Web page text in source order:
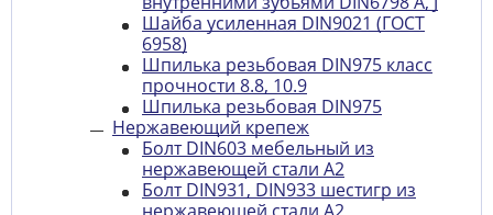
Шайба усиленная DIN9021 (ГОСТ
6958)
Шпилька резьбовая DIN975 класс
прочности 8.8, 10.9
Шпилька резьбовая DIN975
Нержавеющий крепеж
Болт DIN603 мебельный из
нержавеющей стали А2
Болт DIN931, DIN933 шестигр из